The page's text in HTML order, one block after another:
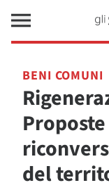
BENI COMUNI
del